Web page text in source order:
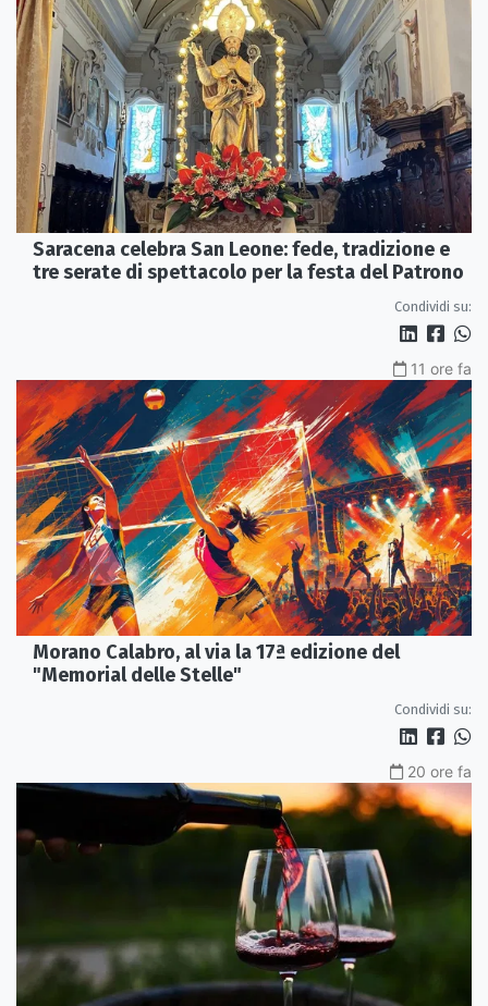
Saracena celebra San Leone: fede, tradizione e
tre serate di spettacolo per la festa del Patrono
Condividi su:
11 ore fa
Morano Calabro, al via la 17ª edizione del
"Memorial delle Stelle"
Condividi su:
20 ore fa